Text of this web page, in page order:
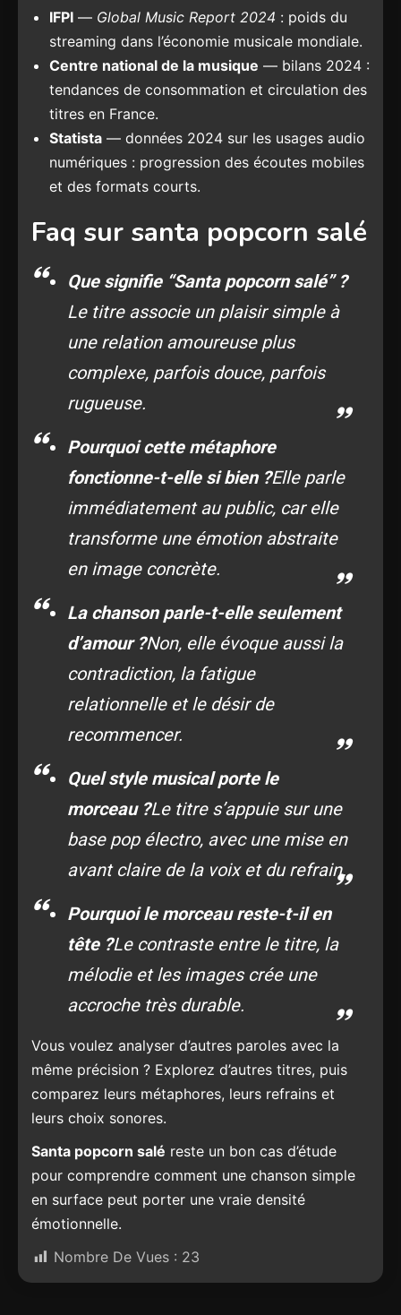
IFPI — Global Music Report 2024 : poids du
streaming dans l’économie musicale mondiale.
Centre national de la musique — bilans 2024 :
tendances de consommation et circulation des
titres en France.
Statista — données 2024 sur les usages audio
numériques : progression des écoutes mobiles
et des formats courts.
Faq sur santa popcorn salé
Que signifie “Santa popcorn salé” ?
Le titre associe un plaisir simple à
une relation amoureuse plus
complexe, parfois douce, parfois
rugueuse.
Pourquoi cette métaphore
fonctionne-t-elle si bien ?Elle parle
immédiatement au public, car elle
transforme une émotion abstraite
en image concrète.
La chanson parle-t-elle seulement
d’amour ?Non, elle évoque aussi la
contradiction, la fatigue
relationnelle et le désir de
recommencer.
Quel style musical porte le
morceau ?Le titre s’appuie sur une
base pop électro, avec une mise en
avant claire de la voix et du refrain.
Pourquoi le morceau reste-t-il en
tête ?Le contraste entre le titre, la
mélodie et les images crée une
accroche très durable.
Vous voulez analyser d’autres paroles avec la
même précision ? Explorez d’autres titres, puis
comparez leurs métaphores, leurs refrains et
leurs choix sonores.
Santa popcorn salé reste un bon cas d’étude
pour comprendre comment une chanson simple
en surface peut porter une vraie densité
émotionnelle.
Nombre De Vues : 23